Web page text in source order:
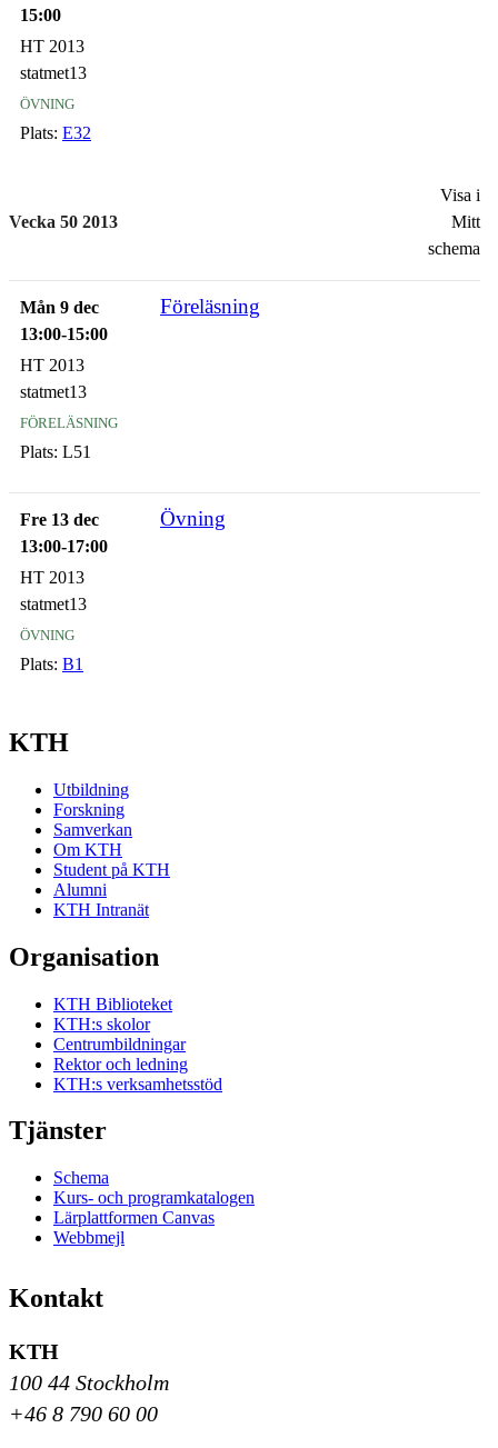
15:00
HT 2013
statmet13
övning
Plats: E32
Vecka 50 2013
Visa i
Mitt
schema
Mån 9 dec
13:00-15:00
Föreläsning
HT 2013
statmet13
föreläsning
Plats: L51
Fre 13 dec
13:00-17:00
Övning
HT 2013
statmet13
övning
Plats: B1
KTH
Utbildning
Forskning
Samverkan
Om KTH
Student på KTH
Alumni
KTH Intranät
Organisation
KTH Biblioteket
KTH:s skolor
Centrumbildningar
Rektor och ledning
KTH:s verksamhetsstöd
Tjänster
Schema
Kurs- och programkatalogen
Lärplattformen Canvas
Webbmejl
Kontakt
KTH
100 44 Stockholm
+46 8 790 60 00